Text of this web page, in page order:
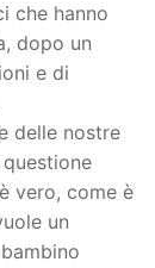
che hanno
dopo un
e di
delle nostre
vero, come è
un